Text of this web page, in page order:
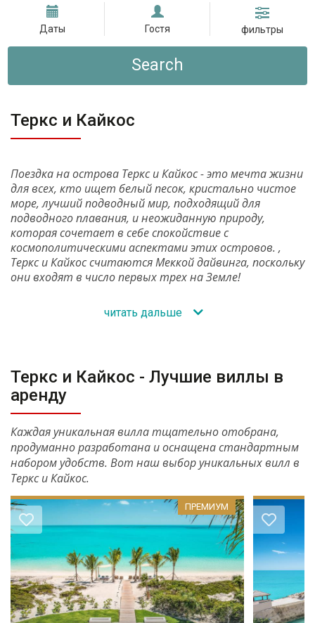
Даты Гостя фильтры
Search
Теркс и Кайкос
Поездка на острова Теркс и Кайкос - это мечта жизни
для всех, кто ищет белый песок, кристально чистое
море, лучший подводный мир, подходящий для
подводного плавания, и неожиданную природу,
которая сочетает в себе спокойствие с
космополитическими аспектами этих островов. ,
Теркс и Кайкос считаются Меккой дайвинга, поскольку
они входят в число первых трех на Земле!
читать дальше
Теркс и Кайкос - Лучшие виллы в
аренду
Каждая уникальная вилла тщательно отобрана,
продуманно разработана и оснащена стандартным
набором удобств. Вот наш выбор уникальных вилл в
Теркс и Кайкос.
ПРЕМИУМ